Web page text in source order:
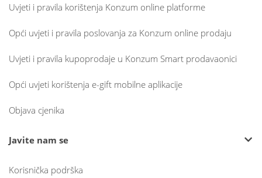
Uvjeti i pravila korištenja Konzum online platforme
Opći uvjeti i pravila poslovanja za Konzum online prodaju
Uvjeti i pravila kupoprodaje u Konzum Smart prodavaonici
Opći uvjeti korištenja e-gift mobilne aplikacije
Objava cjenika
Javite nam se
Korisnička podrška